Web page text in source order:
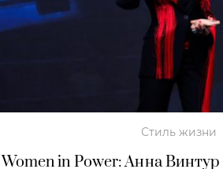
Стиль жизни
Women in Power: Анна